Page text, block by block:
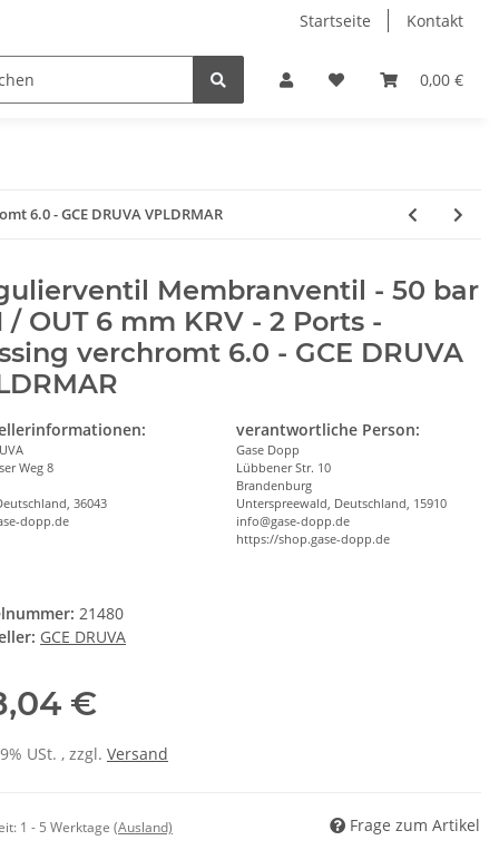
Startseite Kontakt
0,00 €
6.0 - GCE DRUVA VPLDRMAR
Membranventil - 50 bar
/ OUT 6 mm KRV - 2 Ports -
verchromt 6.0 - GCE DRUVA
Weg 8
36043
dopp.de
verantwortliche Person:
Gase Dopp
Lübbener Str. 10
Brandenburg
Unterspreewald, Deutschland, 15910
info@gase-dopp.de
https://shop.gase-dopp.de
21480
GCE DRUVA
€
USt. , zzgl. Versand
1 - 5 Werktage (Ausland) Frage zum Artikel